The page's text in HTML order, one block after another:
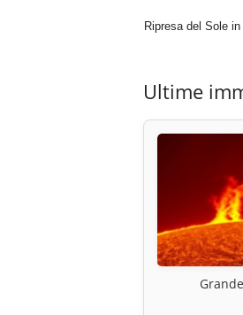
Ripresa del Sole in
Ultime